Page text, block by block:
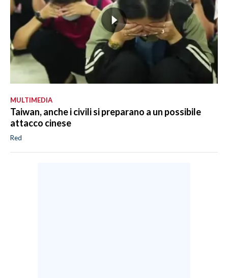
MULTIMEDIA
Taiwan, anche i civili si preparano a un possibile
attacco cinese
Red